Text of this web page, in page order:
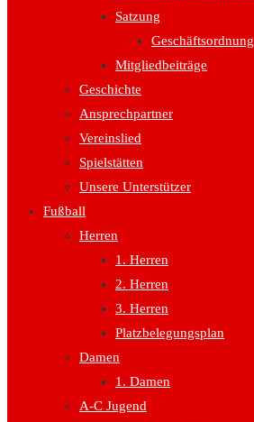
Satzung
Geschäftsordnung
Mitgliedbeiträge
Geschichte
Ansprechpartner
Vereinslied
Spielstätten
Unsere Unterstützer
Fußball
Herren
1. Herren
2. Herren
3. Herren
Platzbelegungsplan
Damen
1. Damen
A-C Jugend